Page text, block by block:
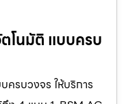
โนมัติ แบบครบ
ครบวงจร ให้บริการ